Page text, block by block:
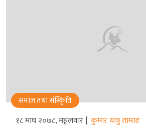
समाज तथा संस्किृति
१८ माघ २०७८, मङ्गलवार कुमार यात्रु तामाङ